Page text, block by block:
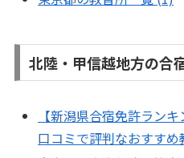
北陸・甲信越地方の合
【新潟県合宿免許ラン
口コミで評判なおすす